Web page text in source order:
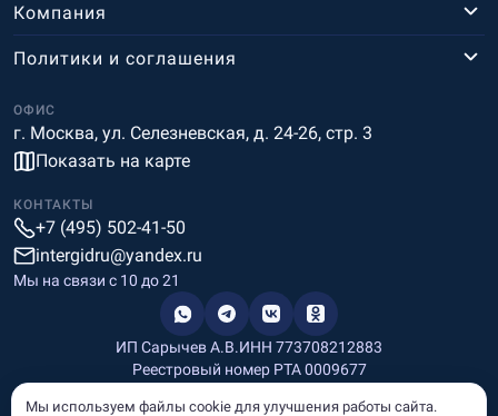
Компания
ОФИС
г. Москва, ул. Селезневская, д. 24-26, стр. 3
Показать на карте
Политики и соглашения
КОНТАКТЫ
+7 (495) 502-41-50
intergidru@yandex.ru
Мы на связи c 10 до 21
ИП Сарычев А.В.ИНН 773708212883
Реестровый номер РТА 0009677
Мы используем файлы cookie для улучшения работы сайта.